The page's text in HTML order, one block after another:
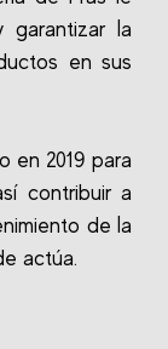
garantizar la
en sus
en 2019 para
contribuir a
de la
actúa.